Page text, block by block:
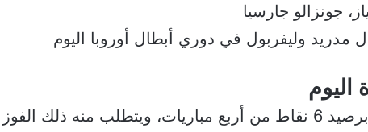
جونزالو جارسيا
مدريد وليفربول في دوري أبطال أوروبا اليوم
اليوم
يحتل ريال مدريد حاليًا المركز الـ 21 برصيد 6 نقاط من أربع مباريات، ويتطلب منه ذلك الفوز